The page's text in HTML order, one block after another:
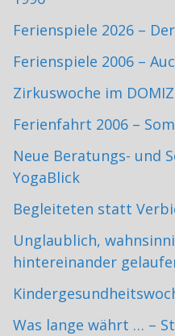
Ferienspiele 2026 –
Ferienspiele 2006 –
Zirkuswoche im
Ferienfahrt 2006 –
Neue Beratungs- und
YogaBlick
Begleiteten statt
Unglaublich,
hintereinander
Was lange währt … –